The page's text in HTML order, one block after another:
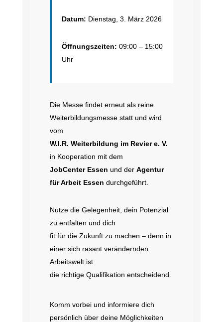
Datum: Dienstag, 3. März 2026
Öffnungszeiten: 09:00 – 15:00
Uhr
Die Messe findet erneut als reine
Weiterbildungsmesse statt und wird
vom
W.I.R. Weiterbildung im Revier e. V.
in Kooperation mit dem
JobCenter Essen und der Agentur
für Arbeit Essen durchgeführt.
Nutze die Gelegenheit, dein Potenzial
zu entfalten und dich
fit für die Zukunft zu machen – denn in
einer sich rasant verändernden
Arbeitswelt ist
die richtige Qualifikation entscheidend.
Komm vorbei und informiere dich
persönlich über deine Möglichkeiten